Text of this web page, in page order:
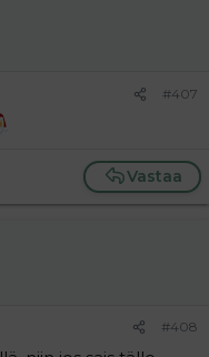
#407
Vastaa
#408